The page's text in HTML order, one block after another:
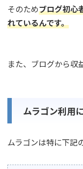
そのためブログ初心
れているんです。
また、ブログから収
ムラゴン利用
ムラゴンは特に下記